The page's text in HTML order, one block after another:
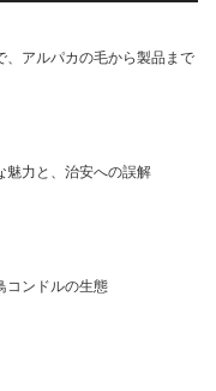
、アルパカの毛から製品まで
魅力と、治安への誤解
コンドルの生態